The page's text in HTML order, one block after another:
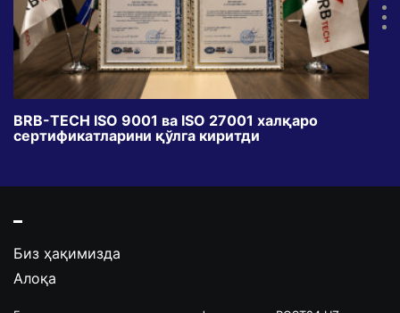
BRB-TECH ISO 9001 ва ISO 27001 халқаро
сертификатларини қўлга киритди
Биз ҳақимизда
Алоқа